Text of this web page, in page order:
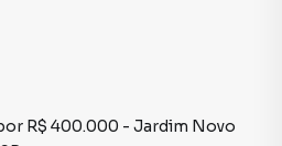
R$ 400.000 - Jardim Novo